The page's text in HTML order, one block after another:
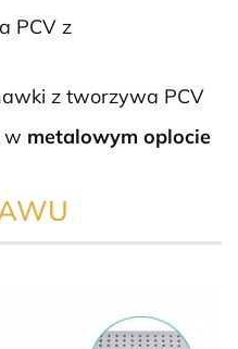
PCV z
z tworzywa PCV
w metalowym oplocie